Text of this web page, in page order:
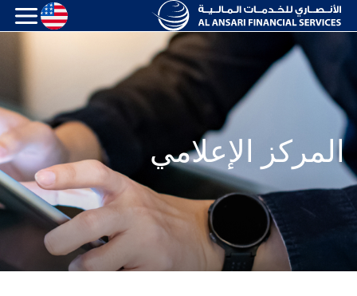
المركز الإعلامي